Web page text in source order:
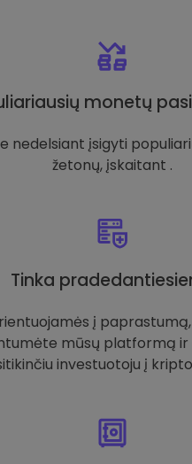
monetų
nedelsiant įsigyti
žetonų, įskaitant .
Tinka
į
mūsų platformą
investuotoju į